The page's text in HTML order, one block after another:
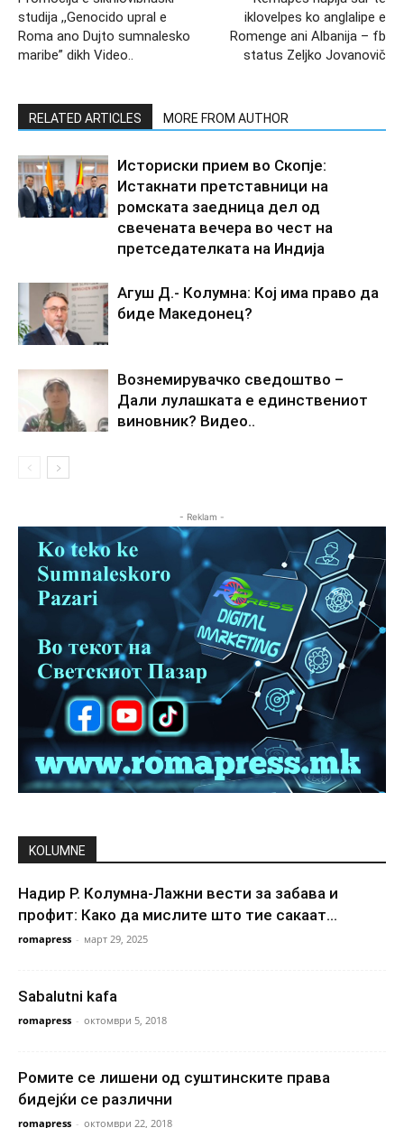
studija ,,Genocido upral e
Roma ano Dujto sumnalesko
maribe” dikh Video..
iklovelpes ko anglalipe e
Romenge ani Albanija – fb
status Zeljko Jovanovič
RELATED ARTICLES MORE FROM AUTHOR
Историски прием во Скопје:
Истакнати претставници на
ромската заедница дел од
свечената вечера во чест на
претседателката на Индија
Агуш Д.- Колумна: Кој има право да
биде Македонец?
Вознемирувачко сведоштво –
Дали лулашката е единствениот
виновник? Видео..
- Reklam -
KOLUMNE
Надир Р. Колумна-Лажни вести за забава и
профит: Како да мислите што тие сакаат...
romapress - март 29, 2025
Sabalutni kafa
romapress - октомври 5, 2018
Ромите се лишени од суштинските права
бидејќи се различни
romapress - октомври 22, 2018